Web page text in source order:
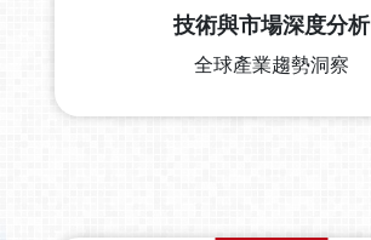
技術與市場深度分析
全球產業趨勢洞察